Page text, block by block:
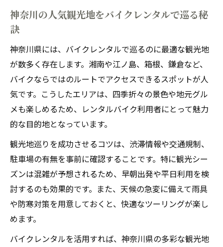
神奈川の人気観光地をバイクレンタルで巡る秘
訣
神奈川県には、バイクレンタルで巡るのに最適な観光地
が数多く存在します。湘南や江ノ島、箱根、鎌倉など、
バイクならではのルートでアクセスできるスポットが人
気です。こうしたエリアは、四季折々の景色や地元グル
メも楽しめるため、レンタルバイク利用者にとって魅力
的な目的地となっています。
観光地巡りを成功させるコツは、渋滞情報や交通規制、
駐車場の有無を事前に確認することです。特に観光シー
ズンは混雑が予想されるため、早朝出発や平日利用を検
討するのも効果的です。また、天候の急変に備えて雨具
や防寒対策を用意しておくと、快適なツーリングが楽し
めます。
バイクレンタルを活用すれば、神奈川県の多彩な観光地